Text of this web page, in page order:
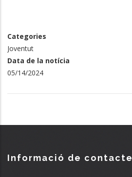
Categories
Joventut
Data de la notícia
05/14/2024
Informació de contacte